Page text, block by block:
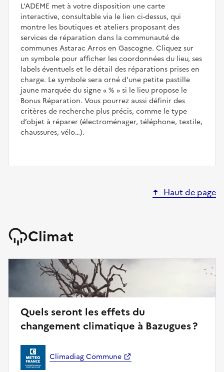
L'ADEME met à votre disposition une carte
interactive, consultable via le lien ci-dessus, qui
montre les boutiques et ateliers proposant des
services de réparation dans la communauté de
communes Astarac Arros en Gascogne. Cliquez sur
un symbole pour afficher les coordonnées du lieu, ses
labels éventuels et le détail des réparations prises en
charge. Le symbole sera orné d'une petite pastille
jaune marquée du signe
%
si le lieu propose le
Bonus Réparation. Vous pourrez aussi définir des
critères de recherche plus précis, comme le type
d’objet à réparer (électroménager, téléphone, textile,
chaussures, vélo…).
Haut de page
Climat
Quels seront les effets du
changement climatique à Bazugues ?
Climadiag Commune